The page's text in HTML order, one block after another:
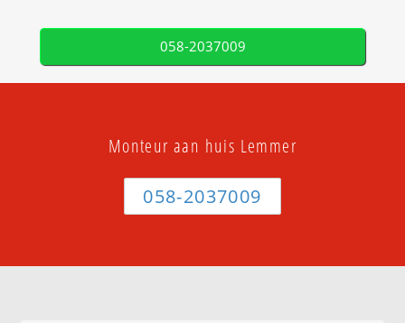
058-2037009
Monteur aan huis Lemmer
058-2037009